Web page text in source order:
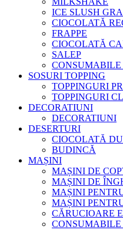
ICE SLUSH
CIOCOLATĂ
FRAPPE
CIOCOLATĂ
SALEP
SOSURI TOPPING
TOPPINGURI
TOPPINGURI
DECORATIUNI
DECORATIUNI
DESERTURI
CIOCOLATĂ
BUDINCĂ
MAȘINI
MAȘINI DE
MAȘINI DE
MAȘINI
MAȘINI
CĂRUCIOARE